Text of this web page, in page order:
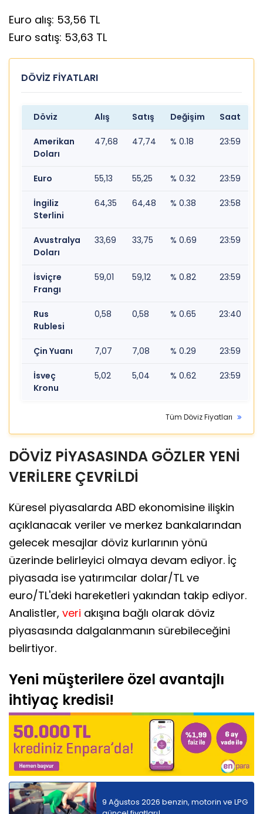
Euro alış: 53,56 TL
Euro satış: 53,63 TL
DÖVİZ FİYATLARI
Döviz Alış Satış Değişim Saat
Amerikan
Doları
47,68 47,74 % 0.18 23:59
Euro 55,13 55,25 % 0.32 23:59
İngiliz
Sterlini
64,35 64,48 % 0.38 23:58
Avustralya
Doları
33,69 33,75 % 0.69 23:59
İsviçre
Frangı
59,01 59,12 % 0.82 23:59
Rus
Rublesi
0,58 0,58 % 0.65 23:40
Çin Yuanı 7,07 7,08 % 0.29 23:59
İsveç
Kronu
5,02 5,04 % 0.62 23:59
Tüm Döviz Fiyatları
DÖVİZ PİYASASINDA GÖZLER YENİ
VERİLERE ÇEVRİLDİ
Küresel piyasalarda ABD ekonomisine ilişkin
açıklanacak veriler ve merkez bankalarından
gelecek mesajlar döviz kurlarının yönü
üzerinde belirleyici olmaya devam ediyor. İç
piyasada ise yatırımcılar dolar/TL ve
euro/TL'deki hareketleri yakından takip ediyor.
Analistler, veri akışına bağlı olarak döviz
piyasasında dalgalanmanın sürebileceğini
belirtiyor.
Yeni müşterilere özel avantajlı
ihtiyaç kredisi!
9 Ağustos 2026 benzin, motorin ve LPG